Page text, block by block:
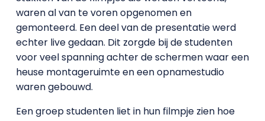
waren al van te voren opgenomen en
gemonteerd. Een deel van de presentatie werd
echter live gedaan. Dit zorgde bij de studenten
voor veel spanning achter de schermen waar een
heuse montageruimte en een opnamestudio
waren gebouwd.
Een groep studenten liet in hun filmpje zien hoe